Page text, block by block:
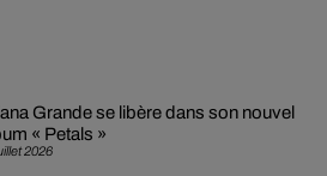
2026
Grande se libère dans son nouvel
« Petals »